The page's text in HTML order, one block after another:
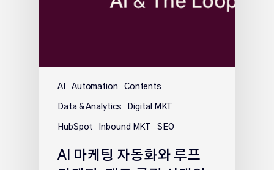
AI Automation Contents
Data & Analytics Digital MKT
HubSpot Inbound MKT SEO
AI 마케팅 자동화와 루프